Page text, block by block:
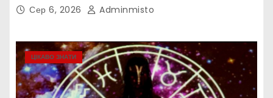
Сер 6, 2026 Adminmisto
ЦІКАВО ЗНАТИ